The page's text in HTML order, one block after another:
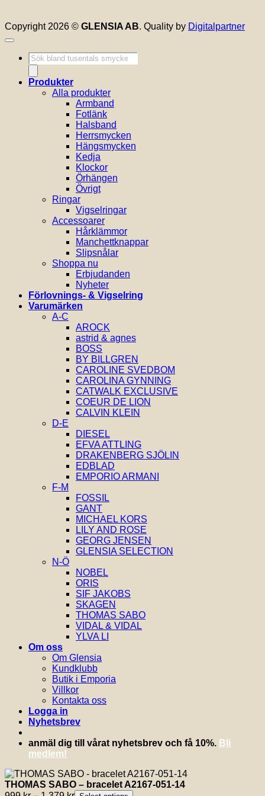
Copyright 2026 © GLENSIA AB. Quality by Digitalpartner
Produktsökning
Produkter
Alla produkter
Armband
Fotlänk
Halsband
Herrsmycken
Hängsmycken
Kedja
Klockor
Örhängen
Övrigt
Ringar
Vigselringar
Accessoarer
Hårklämmor
Manchettknappar
Slipsnålar
Shoppa nu
Erbjudanden
Nyheter
Förlovnings- & Vigselring
Varumärken
A-C
AROCK
astrid & agnes
BOSS
BY BILLGREN
CAROLINE SVEDBOM
CAROLINA GYNNING
CATWALK EXCLUSIVE
COEUR DE LION
CALVIN KLEIN
D-E
DIESEL
EFVA ATTLING
DRAKENBERG SJÖLIN
EDBLAD
EMPORIO ARMANI
F-M
FOSSIL
GANT
MICHAEL KORS
LILY AND ROSE
GEORG JENSEN
GLENSIA SELECTION
N-Ö
NOBEL
ORIS
SIF JAKOBS
SKAGEN
THOMAS SABO
VIDAL & VIDAL
YLVA LI
Om oss
Om Glensia
Kundklubb
Butik i Emporia
Villkor
Kontakta oss
Logga in
Nyhetsbrev
anmäl dig till vårat nyhetsbrev och få 10%. Bli
medlem!
THOMAS SABO – bracelet A2167-051-14